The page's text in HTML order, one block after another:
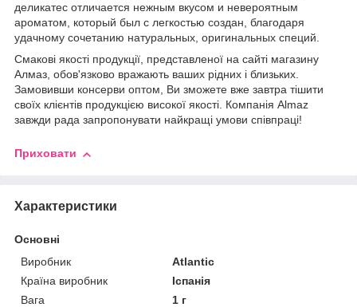
деликатес отличается нежным вкусом и невероятным
ароматом, который был с легкостью создан, благодаря
удачному сочетанию натуральных, оригинальных специй.
Смакові якості продукції, представленої на сайті магазину
Алмаз, обов'язково вражають ваших рідних і близьких.
Замовивши консерви оптом, Ви зможете вже завтра тішити
своїх клієнтів продукцією високої якості. Компанія Almaz
завжди рада запропонувати найкращі умови співпраці!
Приховати
Характеристики
Основні
Виробник
Atlantic
Країна виробник
Іспанія
Вага
1 г